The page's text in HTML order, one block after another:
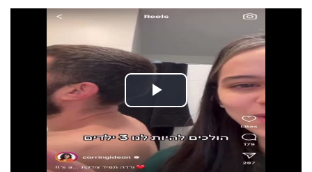
שיתופי
פעולה
דרושים
ניוזלטרים